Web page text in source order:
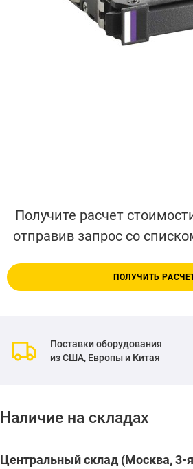
Получите расчет
отправив запрос со
ПОЛУЧИТЬ
Поставки оборудования
из США, Европы и Китая
Наличие на складах
Центральный склад (Москва, 3-